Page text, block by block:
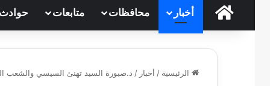
الرئيسية
أخبار محافظات متابعات حوادث
الرئيسية / أخبار / د.صبورة السيد تهنئ السيسي والشعب